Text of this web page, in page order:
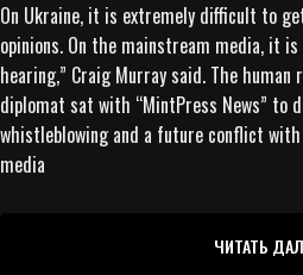
On Ukraine, it is extremely difficult to
opinions. On the mainstream media, it
hearing,” Craig Murray said. The
diplomat sat with “MintPress News” to
whistleblowing and a future conflict with
media
ЧИТАТЬ